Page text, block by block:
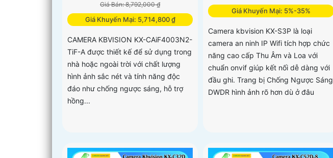
Giá Bán: 8,792,000 ₫
Giá Khuyến Mại: 5,714,800 ₫
CAMERA KBVISION KX-CAiF4003N2-
TiF-A được thiết kế để sử dụng trong
nhà hoặc ngoài trời với chất lượng
hình ảnh sắc nét và tính năng độc
đáo như chống ngược sáng, hỗ trợ
hồng...
Giá Khuyến Mại: 5%-35%
Camera kbvision KX-S3P là loại
camera an ninh IP Wifi tích hợp chức
năng cao cấp Thu Âm và Loa với
chuẩn onvif giúp kết nối dễ dàng với
đầu ghi. Trang bị Chống Ngược Sáng
DWDR hình ảnh rõ hơn dù ở đâu